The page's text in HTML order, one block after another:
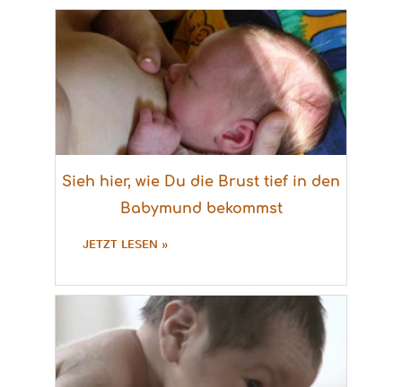
Sieh hier, wie Du die Brust tief in den
Babymund bekommst
JETZT LESEN »